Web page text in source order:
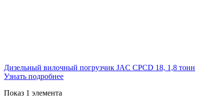
Дизельный вилочный погрузчик JAC CPCD 18, 1,8 тонн
Узнать подробнее
Показ 1 элемента